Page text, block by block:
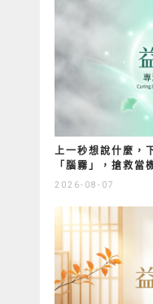
上一秒想說什麼，
「腦霧」，搶救當
2026-08-07